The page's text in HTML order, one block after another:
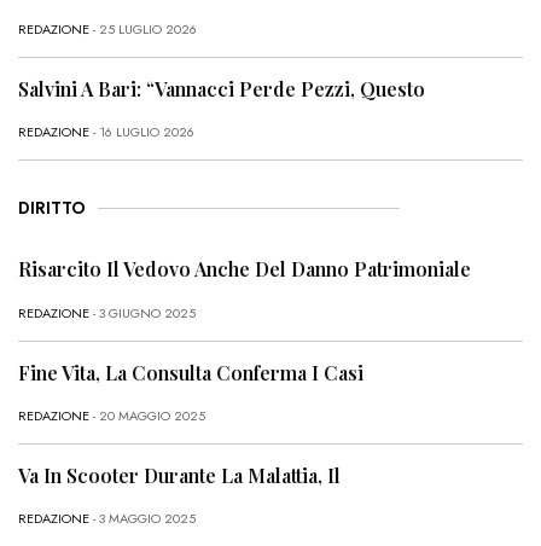
REDAZIONE- 25 LUGLIO 2026
Salvini A Bari: “Vannacci Perde Pezzi, Questo
REDAZIONE- 16 LUGLIO 2026
DIRITTO
Risarcito Il Vedovo Anche Del Danno Patrimoniale
REDAZIONE- 3 GIUGNO 2025
Fine Vita, La Consulta Conferma I Casi
REDAZIONE- 20 MAGGIO 2025
Va In Scooter Durante La Malattia, Il
REDAZIONE- 3 MAGGIO 2025